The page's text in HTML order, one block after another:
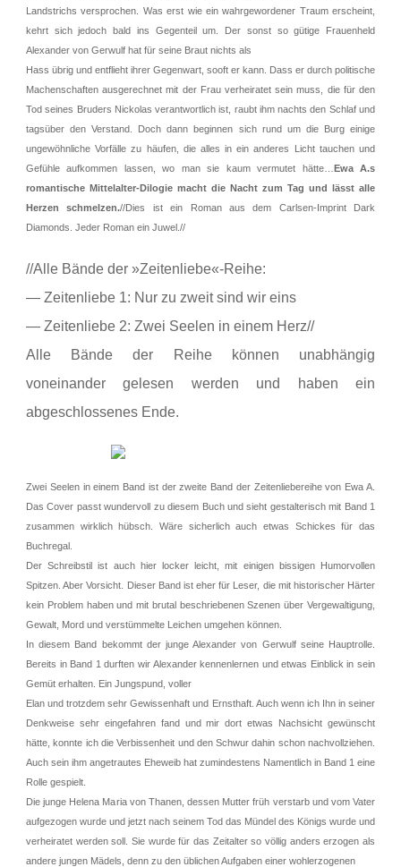
Landstrichs versprochen. Was erst wie ein wahrgewordener Traum erscheint,
kehrt sich jedoch bald ins Gegenteil um. Der sonst so gütige Frauenheld
Alexander von Gerwulf hat für seine Braut nichts als
Hass übrig und entflieht ihrer Gegenwart, sooft er kann. Dass er durch politische
Machenschaften ausgerechnet mit der Frau verheiratet sein muss, die für den
Tod seines Bruders Nickolas verantwortlich ist, raubt ihm nachts den Schlaf und
tagsüber den Verstand. Doch dann beginnen sich rund um die Burg einige
ungewöhnliche Vorfälle zu häufen, die alles in ein anderes Licht tauchen und
Gefühle aufkommen lassen, wo man sie kaum vermutet hätte… Ewa A.s
romantische Mittelalter-Dilogie macht die Nacht zum Tag und lässt alle
Herzen schmelzen.//Dies ist ein Roman aus dem Carlsen-Imprint Dark
Diamonds. Jeder Roman ein Juwel.//
//Alle Bände der »Zeitenliebe«-Reihe:
— Zeitenliebe 1: Nur zu zweit sind wir eins
— Zeitenliebe 2: Zwei Seelen in einem Herz//
Alle Bände der Reihe können unabhängig
voneinander gelesen werden und haben ein
abgeschlossenes Ende.
Zwei Seelen in einem Band ist der zweite Band der Zeitenliebereihe von Ewa A.
Das Cover passt wundervoll zu diesem Buch und sieht gestalterisch mit Band 1
zusammen wirklich hübsch. Wäre sicherlich auch etwas Schickes für das
Buchregal.
Der Schreibstil ist auch hier locker leicht, mit einigen bissigen Humorvollen
Spitzen. Aber Vorsicht. Dieser Band ist eher für Leser, die mit historischer Härter
kein Problem haben und mit brutal beschriebenen Szenen über Vergewaltigung,
Gewalt, Mord und verstümmelte Leichen umgehen können.
In diesem Band bekommt der junge Alexander von Gerwulf seine Hauptrolle.
Bereits in Band 1 durften wir Alexander kennenlernen und etwas Einblick in sein
Gemüt erhalten. Ein Jungspund, voller
Elan und trotzdem sehr Gewissenhaft und Ernsthaft. Auch wenn ich Ihn in seiner
Denkweise sehr eingefahren fand und mir dort etwas Nachsicht gewünscht
hätte, konnte ich die Verbissenheit und den Schwur dahin schon nachvollziehen.
Auch sein ihm angetrautes Eheweib hat zumindestens Namentlich in Band 1 eine
Rolle gespielt.
Die junge Helena Maria von Thanen, dessen Mutter früh verstarb und vom Vater
aufgezogen wurde und jetzt nach seinem Tod das Mündel des Königs wurde und
verheiratet werden soll. Sie wurde für das Zeitalter so völlig anders erzogen als
andere jungen Mädels, denn zu den üblichen Aufgaben einer wohlerzogenen